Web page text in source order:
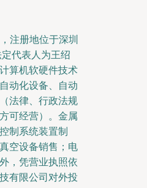
注册地位于深圳
代表人为王绍
算机软硬件技术
动化设备、自动
法律、行政法规
可经营）。金属
制系统装置制
空设备销售；电
，凭营业执照依
有限公司对外投